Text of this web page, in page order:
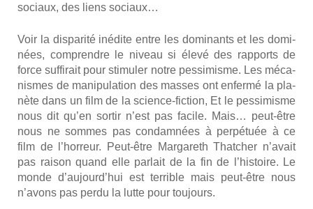
sociaux, des liens sociaux…
Voir la dis­pa­ri­té inédite entre les domi­nants et les domi­
nées, com­prendre le niveau si éle­vé des rap­ports de
force suf­fi­rait pour sti­mu­ler notre pes­si­misme. Les méca­
nismes de mani­pu­la­tion des masses ont enfer­mé la pla­
nète dans un film de la science-fic­tion, Et le pes­si­misme
nous dit qu’en sor­tir n’est pas facile. Mais… peut-être
nous ne sommes pas condam­nées à per­pé­tuée à ce
film de l’horreur. Peut-être Mar­ga­reth That­cher n’avait
pas rai­son quand elle par­lait de la fin de l’histoire. Le
monde d’aujourd’hui est ter­rible mais peut-être nous
n’avons pas per­du la lutte pour tou­jours.